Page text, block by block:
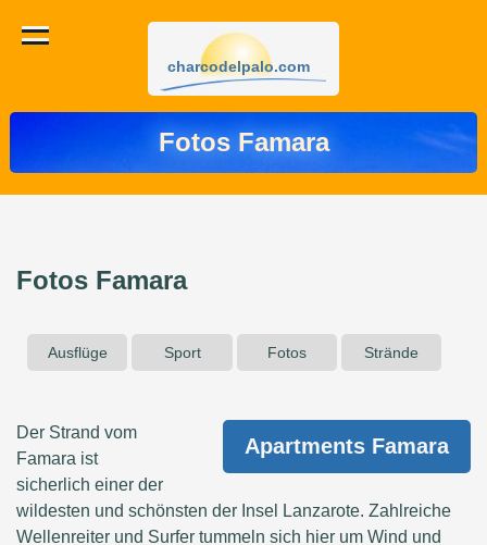
charcodelpalo.com
Fotos Famara
Fotos Famara
Ausflüge Sport Fotos Strände
Apartments Famara
Der Strand vom
Famara ist
sicherlich einer der
wildesten und schönsten der Insel Lanzarote. Zahlreiche
Wellenreiter und Surfer tummeln sich hier um Wind und